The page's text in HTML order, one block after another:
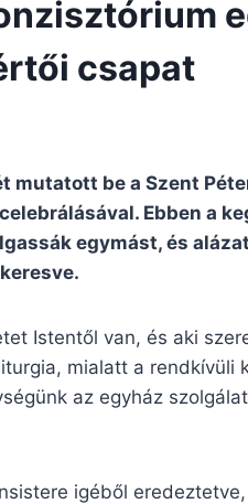
csapat
mutatott be a Szent
Ebben a
egymást, és
Istentől van, és aki
mialatt a rendkívüli
az egyház
igéből